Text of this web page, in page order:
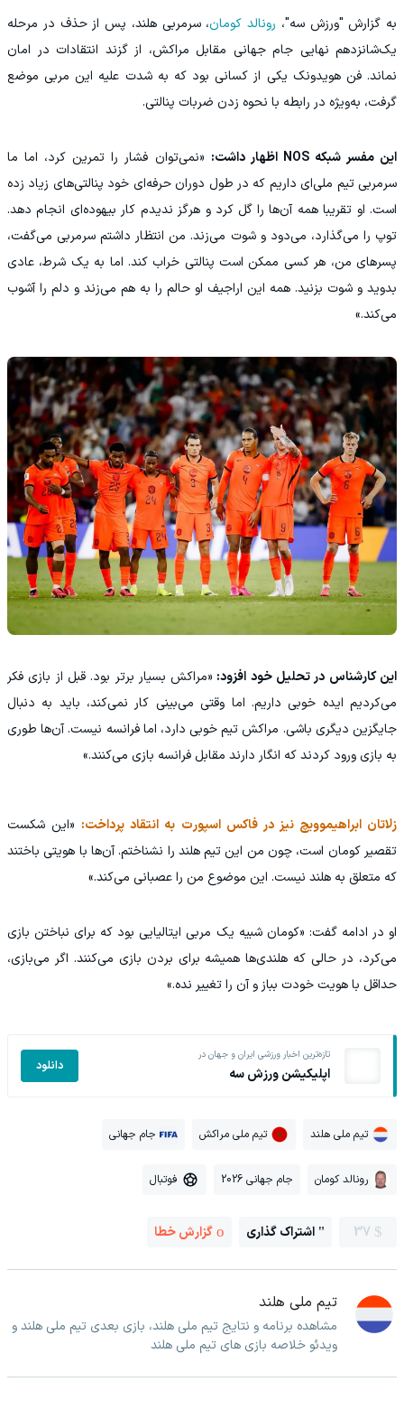
به گزارش "ورزش سه"، رونالد کومان، سرمربی هلند، پس از حذف در مرحله
یک‌شانزدهم نهایی جام جهانی مقابل مراکش، از گزند انتقادات در امان
نماند. فن هویدونک یکی از کسانی بود که به شدت علیه این مربی موضع
گرفت، به‌ویژه در رابطه با نحوه زدن ضربات پنالتی.
این مفسر شبکه NOS اظهار داشت:
«نمی‌توان فشار را تمرین کرد، اما ما
سرمربی تیم ملی‌ای داریم که در طول دوران حرفه‌ای خود پنالتی‌های زیاد زده
است. او تقریبا همه آن‌ها را گل کرد و هرگز ندیدم کار بیهوده‌ای انجام دهد.
توپ را می‌گذارد، می‌دود و شوت می‌زند. من انتظار داشتم سرمربی می‌گفت،
پسرهای من، هر کسی ممکن است پنالتی خراب کند. اما به یک شرط، عادی
بدوید و شوت بزنید. همه این اراجیف او حالم را به هم می‌زند و دلم را آشوب
می‌کند.»
این کارشناس در تحلیل خود افزود: «مراکش بسیار برتر بود. قبل از بازی فکر
می‌کردیم ایده خوبی داریم. اما وقتی می‌بینی کار نمی‌کند، باید به دنبال
جایگزین دیگری باشی. مراکش تیم خوبی دارد، اما فرانسه نیست. آن‌ها طوری
به بازی ورود کردند که انگار دارند مقابل فرانسه بازی می‌کنند.»
زلاتان ابراهیموویچ نیز در فاکس اسپورت به انتقاد پرداخت: «این شکست
تقصیر کومان است، چون من این تیم هلند را نشناختم. آن‌ها با هویتی باختند
که متعلق به هلند نیست. این موضوع من را عصبانی می‌کند.»
او در ادامه گفت: «کومان شبیه یک مربی ایتالیایی بود که برای نباختن بازی
می‌کرد، در حالی که هلندی‌ها همیشه برای بردن بازی می‌کنند. اگر می‌بازی،
حداقل با هویت خودت بباز و آن را تغییر نده.»
تازه‌ترین اخبار ورزشی ایران و جهان در
اپلیکیشن ورزش سه دانلود
تیم ملی هلند تیم ملی مراکش جام جهانی
رونالد کومان جام جهانی 2026 فوتبال
37 اشتراک گذاری گزارش خطا
تیم ملی هلند
مشاهده برنامه و نتایج تیم ملی هلند، بازی بعدی تیم ملی هلند و
ویدئو خلاصه بازی های تیم ملی هلند